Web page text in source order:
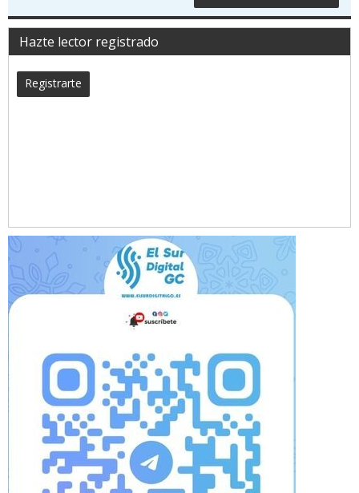
Hazte lector registrado
Registrarte